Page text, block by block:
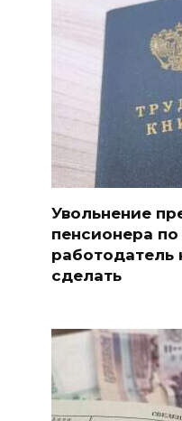
Увольнение
пенсионера по
работодатель
сделать